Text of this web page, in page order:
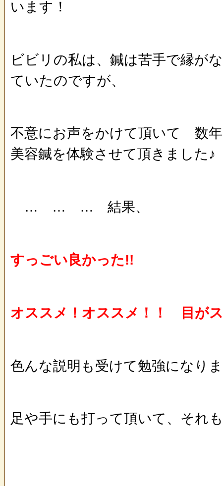
います！
ビビリの私は、鍼は苦手で縁が
ていたのですが、
不意にお声をかけて頂いて 数
美容鍼を体験させて頂きました♪
… … … 結果、
すっごい良かった!!
オススメ！オススメ！！ 目が
色んな説明も受けて勉強になり
足や手にも打って頂いて、それ